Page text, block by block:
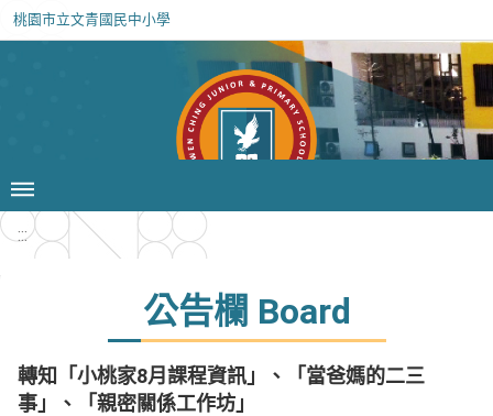
桃園市立文青國民中小學
:::
公告欄 Board
轉知「小桃家8月課程資訊」、「當爸媽的二三
事」、「親密關係工作坊」